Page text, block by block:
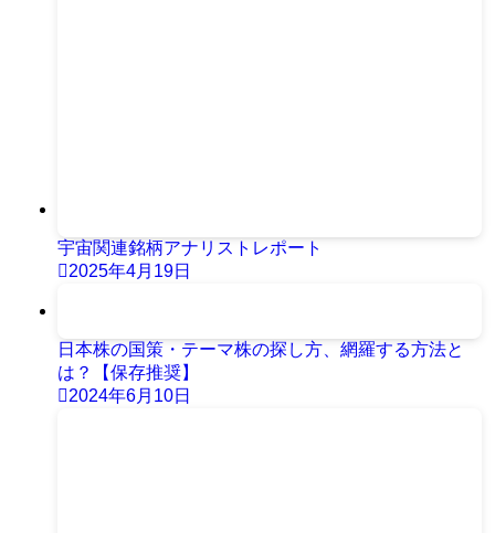
宇宙関連銘柄アナリストレポート
2025年4月19日
日本株の国策・テーマ株の探し方、網羅する方法と
は？【保存推奨】
2024年6月10日